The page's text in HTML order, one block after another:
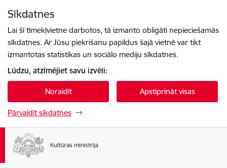
Sīkdatnes
Lai šī tīmekļvietne darbotos, tā izmanto obligāti nepieciešamās
sīkdatnes. Ar Jūsu piekrišanu papildus šajā vietnē var tikt
izmantotas statistikas un sociālo mediju sīkdatnes.
Lūdzu, atzīmējiet savu izvēli:
Noraidīt Apstiprināt visas
Pārvaldīt sīkdatnes